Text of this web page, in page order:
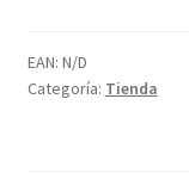
EAN: N/D
Categoría: Tienda